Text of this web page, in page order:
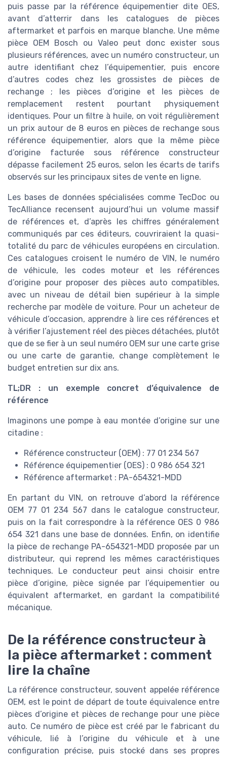
puis passe par la référence équipementier dite OES,
avant d’atterrir dans les catalogues de pièces
aftermarket et parfois en marque blanche. Une même
pièce OEM Bosch ou Valeo peut donc exister sous
plusieurs références, avec un numéro constructeur, un
autre identifiant chez l’équipementier, puis encore
d’autres codes chez les grossistes de pièces de
rechange ; les pièces d’origine et les pièces de
remplacement restent pourtant physiquement
identiques. Pour un filtre à huile, on voit régulièrement
un prix autour de 8 euros en pièces de rechange sous
référence équipementier, alors que la même pièce
d’origine facturée sous référence constructeur
dépasse facilement 25 euros, selon les écarts de tarifs
observés sur les principaux sites de vente en ligne.
Les bases de données spécialisées comme TecDoc ou
TecAlliance recensent aujourd’hui un volume massif
de références et, d’après les chiffres généralement
communiqués par ces éditeurs, couvriraient la quasi-
totalité du parc de véhicules européens en circulation.
Ces catalogues croisent le numéro de VIN, le numéro
de véhicule, les codes moteur et les références
d’origine pour proposer des pièces auto compatibles,
avec un niveau de détail bien supérieur à la simple
recherche par modèle de voiture. Pour un acheteur de
véhicule d’occasion, apprendre à lire ces références et
à vérifier l’ajustement réel des pièces détachées, plutôt
que de se fier à un seul numéro OEM sur une carte grise
ou une carte de garantie, change complètement le
budget entretien sur dix ans.
TL;DR : un exemple concret d’équivalence de
référence
Imaginons une pompe à eau montée d’origine sur une
citadine :
Référence constructeur (OEM) : 77 01 234 567
Référence équipementier (OES) : 0 986 654 321
Référence aftermarket : PA-654321-MDD
En partant du VIN, on retrouve d’abord la référence
OEM 77 01 234 567 dans le catalogue constructeur,
puis on la fait correspondre à la référence OES 0 986
654 321 dans une base de données. Enfin, on identifie
la pièce de rechange PA-654321-MDD proposée par un
distributeur, qui reprend les mêmes caractéristiques
techniques. Le conducteur peut ainsi choisir entre
pièce d’origine, pièce signée par l’équipementier ou
équivalent aftermarket, en gardant la compatibilité
mécanique.
De la référence constructeur à
la pièce aftermarket : comment
lire la chaîne
La référence constructeur, souvent appelée référence
OEM, est le point de départ de toute équivalence entre
pièces d’origine et pièces de rechange pour une pièce
auto. Ce numéro de pièce est créé par le fabricant du
véhicule, lié à l’origine du véhicule et à une
configuration précise, puis stocké dans ses propres